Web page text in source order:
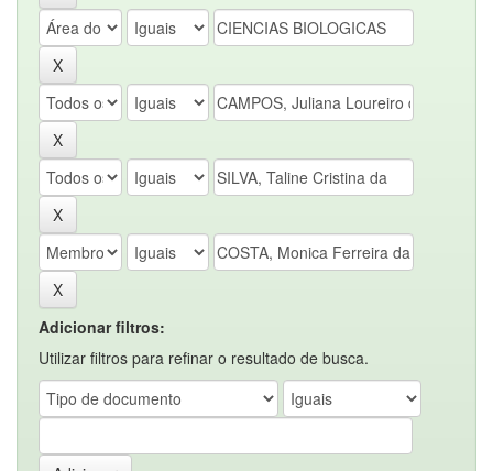
Adicionar filtros:
Utilizar filtros para refinar o resultado de busca.